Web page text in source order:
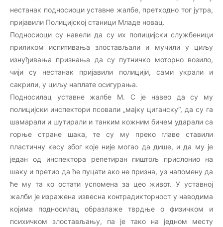
нестанак подносиоци уставне жалбе, претходно тог јутра,
пријавили Полицијској станици Младе новац.
Подносиоци су навели да су их полицијски службеници
приликом испитивања злостављали и мучили у циљу
изнуђивања признања да су путничко моторно возило,
чији су нестанак пријавили полицији, сами украли и
сакрили, у циљу наплате осигурања.
Подносилац уставне жалбе М. С је навео да су му
полицијски инспектори псовали „мајку циганску“, да су га
шамарали и шутирали и танким кожним бичем ударали са
горње стране шака, те су му преко главе ставили
пластичну кесу због које није могао да дише, и да му је
један од инспектора репетиран пиштољ прислонио на
шаку и претио да ће пуцати ако не призна, уз напомену да
ће му та ко остати успомена за цео живот. У уставној
жалби је изражена извесна контрадикторност у наводима
којима подносилац образлаже тврдње о физичком и
психичком злостављању, па је тако на једном месту